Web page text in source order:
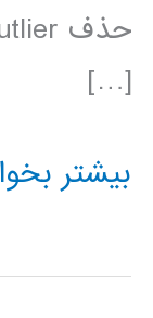
[…]
فیلم
فارسی
بیشتر